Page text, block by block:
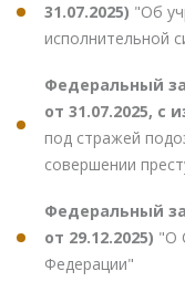
31.07.2025) "Об
исполнительной
Федеральный
от 31.07.2025, с
под стражей
совершении
Федеральный
от 29.12.2025) "О
Федерации"